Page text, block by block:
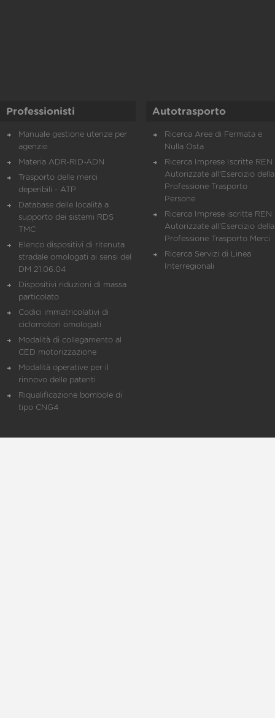
Professionisti
Manuale gestione utenze per
agenzie
Materia ADR-RID-ADN
Trasporto delle merci
deperibili - ATP
Database delle località a
supporto dei sistemi RDS
TMC
Elenco dispositivi di ritenuta
stradale omologati ai sensi del
DM 21.06.04
Dispositivi riduzioni di massa
particolato
Codici immatricolativi di
ciclomotori omologati
Modalità di collegamento al
CED motorizzazione
Modalità operative per il
rinnovo delle patenti
Riqualificazione bombole di
tipo CNG4
Autotrasporto
Ricerca Aree di Fermata e
Nulla Osta
Ricerca Imprese Iscritte REN
Autorizzate all'Esercizio della
Professione Trasporto
Persone
Ricerca Imprese iscritte REN
Autorizzate all'Esercizio della
Professione Trasporto Merci
Ricerca Servizi di Linea
Interregionali